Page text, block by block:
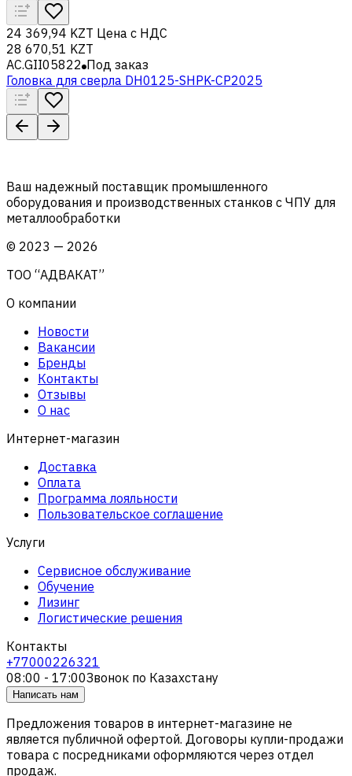
24 369,94 KZT Цена с НДС
28 670,51 KZT
AC.GII05822 Под заказ
Головка для сверла DH0125-SHPK-CP2025
Ваш надежный поставщик промышленного
оборудования и производственных станков с ЧПУ для
металлообработки
© 2023 — 2026
ТОО “АДВАКАТ”
О компании
Новости
Вакансии
Бренды
Контакты
Отзывы
О нас
Интернет-магазин
Доставка
Оплата
Программа лояльности
Пользовательское соглашение
Услуги
Сервисное обслуживание
Обучение
Лизинг
Логистические решения
Контакты
+77000226321
08:00 - 17:00Звонок по Казахстану
Написать нам
Предложения товаров в интернет-магазине не
является публичной офертой. Договоры купли-продажи
товара с посредниками оформляются через отдел
продаж.